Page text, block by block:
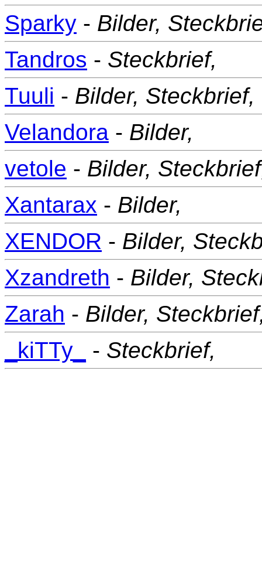
Sparky - Bilder,
Tandros - Steckbrief,
Tuuli - Bilder, Steckbrief,
Velandora - Bilder,
vetole - Bilder,
Xantarax - Bilder,
XENDOR - Bilder,
Xzandreth - Bilder,
Zarah - Bilder,
_kiTTy_
- Steckbrief,